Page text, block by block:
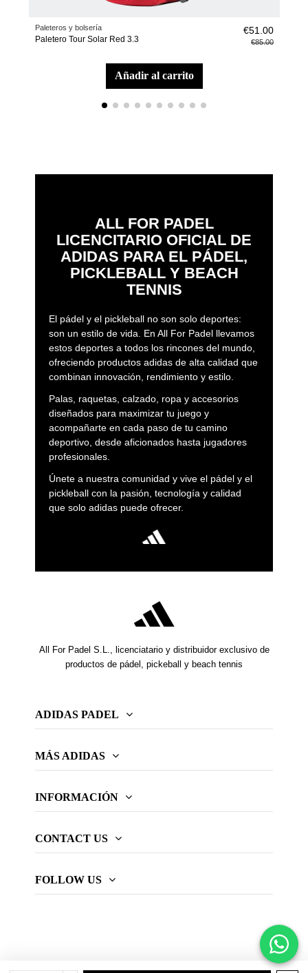
Paleteros y bolsería
Paletero Tour Solar Red 3.3
€51.00
€85.00
añadir al carrito
ALL FOR PADEL
LICENCITARIO OFICIAL DE
ADIDAS PARA EL PÁDEL,
PICKLEBALL Y BEACH
TENNIS
El pádel y el pickleball no son solo deportes:
son un estilo de vida. En All For Padel llevamos
estos deportes a todos los rincones del mundo,
ofreciendo productos adidas de alta calidad que
combinan innovación, rendimiento y estilo.
Palas, raquetas, calzado, ropa y accesorios
diseñados para maximizar tu juego y
acompañarte en cada paso de tu camino
deportivo, desde aficionados hasta jugadores
profesionales.
Únete a nuestra comunidad y vive el pádel y el
pickleball con la pasión, tecnología y calidad
que solo adidas puede ofrecer.
All For Padel S.L., licenciatario y distribuidor exclusivo de
productos de pádel, pickeball y beach tennis
ADIDAS PADEL
MÁS ADIDAS
INFORMACIÓN
CONTACT US
FOLLOW US